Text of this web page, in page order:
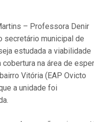
– Professora Denir
secretário municipal de
estudada a viabilidade
na área de
Vitória (EAP Ovicto
a unidade foi